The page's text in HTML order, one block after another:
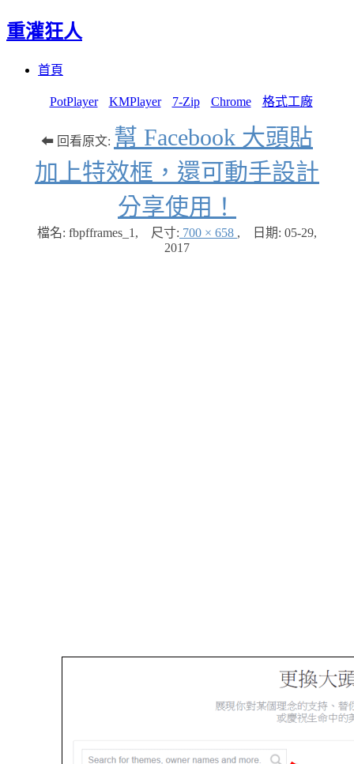
重灌狂人
首頁
PotPlayer KMPlayer 7-Zip Chrome 格式工廠
⬅ 回看原文: 幫 Facebook 大頭貼
加上特效框，還可動手設計
分享使用！
檔名: fbpfframes_1 , 尺寸: 700 × 658 , 日期: 05-29,
2017